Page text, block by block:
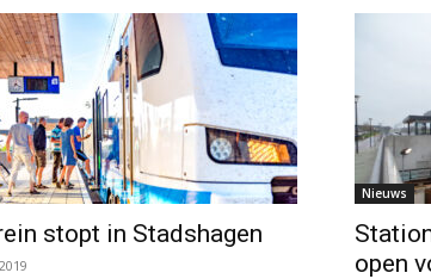
stopt in Stadshagen
Nieuws
open